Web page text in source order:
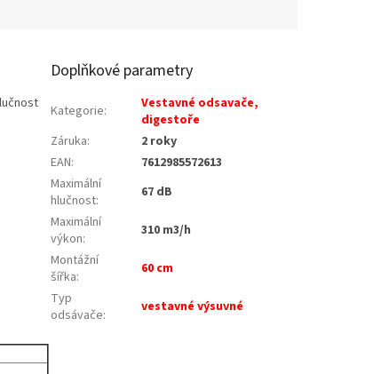
Doplňkové parametry
Kategorie:
Vestavné odsavače,
digestoře
Záruka:
2 roky
EAN:
7612985572613
Maximální
hlučnost:
67 dB
Maximální
výkon:
310 m3/h
Montážní
šířka:
60 cm
Typ
odsávače: vestavné výsuvné